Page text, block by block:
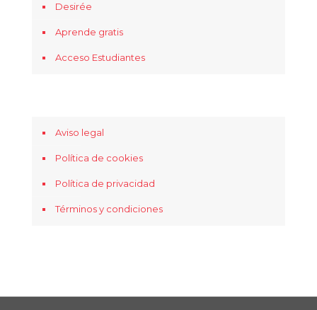
Desirée
Aprende gratis
Acceso Estudiantes
Aviso legal
Política de cookies
Política de privacidad
Términos y condiciones